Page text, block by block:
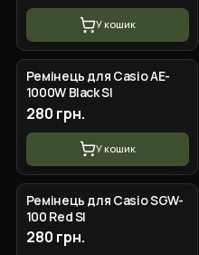
У кошик
Ремінець для Casio AE-
1000W Black SI
280 грн.
У кошик
Ремінець для Casio SGW-
100 Red SI
280 грн.